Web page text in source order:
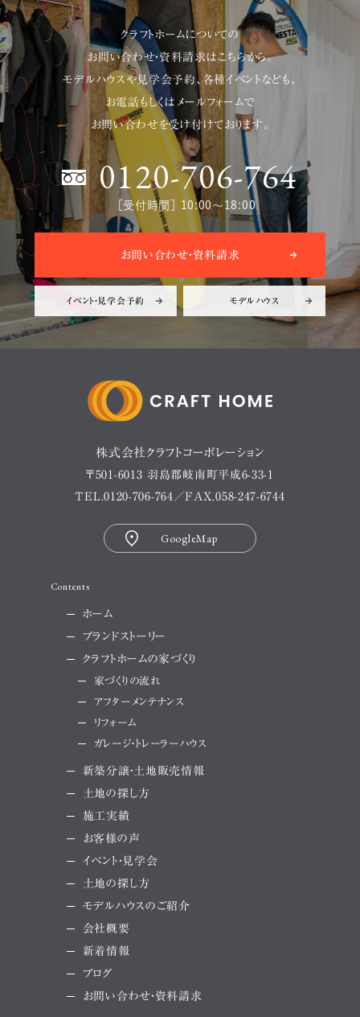
た家づくりを知りたい 人気のガルバリウ
ム鋼板の外壁を見てみたい方 無垢フロ
ーリングやオープンキッチン、大容量のパ
ントリーなど・・・平屋の空間が見てみた
クラフトホームについての
お問い合わせ・資料請求はこちらから。
モデルハウスや見学会予約、各種イベントなども、
お電話もしくはメールフォームで
お問い合わせを受け付けております。
0120-706-764
［受付時間］ 10:00〜18:00
お問い合わせ・資料請求
イベント・見学会予約 モデルハウス
株式会社クラフトコーポレーション
〒501-6013 羽島郡岐南町平成6-33-1
TEL.0120-706-764 ／FAX.058-247-6744
GoogleMap
Contents
ホーム
ブランドストーリー
クラフトホームの家づくり
家づくりの流れ
アフターメンテナンス
リフォーム
ガレージ・トレーラーハウス
新築分譲・土地販売情報
土地の探し方
施工実績
お客様の声
イベント・見学会
土地の探し方
モデルハウスのご紹介
会社概要
新着情報
ブログ
お問い合わせ・資料請求